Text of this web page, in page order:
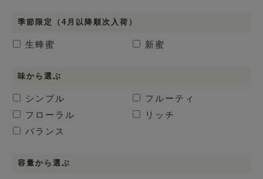
季節限定（4月以降順次入荷）
生蜂蜜 新蜜
味から選ぶ
シンプル
フルーティ
フローラル
リッチ
バランス
容量から選ぶ